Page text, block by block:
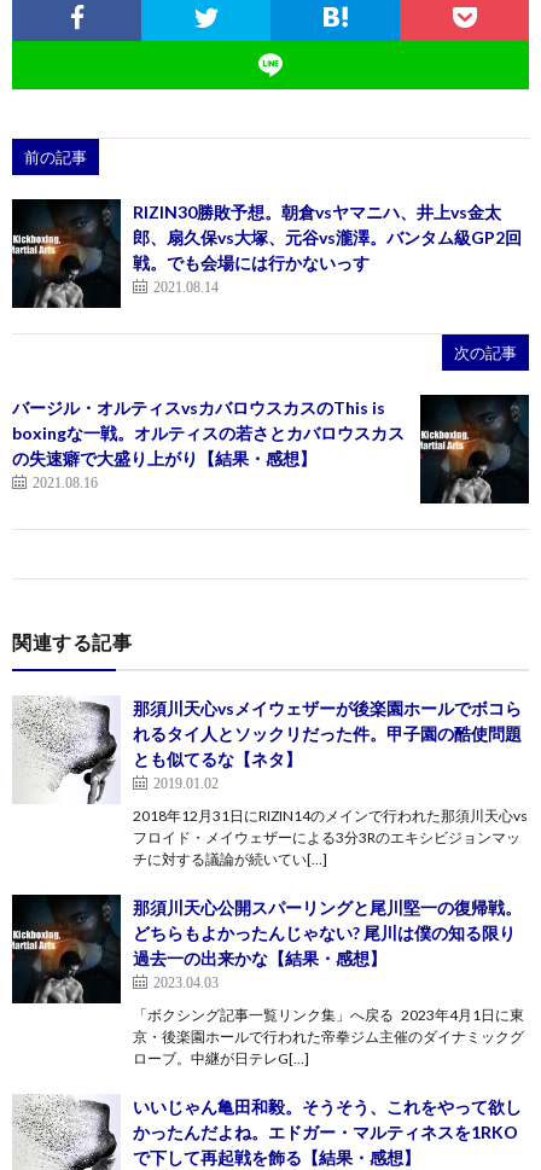
前の記事
RIZIN30勝敗予想。朝倉vsヤマニハ、井上vs金太
郎、扇久保vs大塚、元谷vs瀧澤。バンタム級GP2回
戦。でも会場には行かないっす
2021.08.14
次の記事
バージル・オルティスvsカバロウスカスのThis is
boxingな一戦。オルティスの若さとカバロウスカス
の失速癖で大盛り上がり【結果・感想】
2021.08.16
関連する記事
那須川天心vsメイウェザーが後楽園ホールでボコら
れるタイ人とソックリだった件。甲子園の酷使問題
とも似てるな【ネタ】
2019.01.02
2018年12月31日にRIZIN14のメインで行われた那須川天心vs
フロイド・メイウェザーによる3分3Rのエキシビジョンマッ
チに対する議論が続いてい[…]
那須川天心公開スパーリングと尾川堅一の復帰戦。
どちらもよかったんじゃない? 尾川は僕の知る限り
過去一の出来かな【結果・感想】
2023.04.03
「ボクシング記事一覧リンク集」へ戻る 2023年4月1日に東
京・後楽園ホールで行われた帝拳ジム主催のダイナミックグ
ローブ。中継が日テレG[…]
いいじゃん亀田和毅。そうそう、これをやって欲し
かったんだよね。エドガー・マルティネスを1RKO
で下して再起戦を飾る【結果・感想】